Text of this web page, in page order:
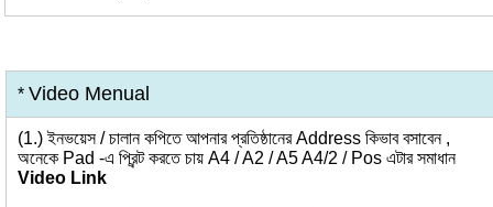
* Video Menual
(1.)ইনভয়েস / চালান কপিতে আপনার প্রতিষ্ঠানের Address কিভাব বসাবেন ,
অনেকে Pad -এ প্রিন্ট করতে চায় A4 / A2 / A5 A4/2 / Pos এটার সমাধান
Video Link